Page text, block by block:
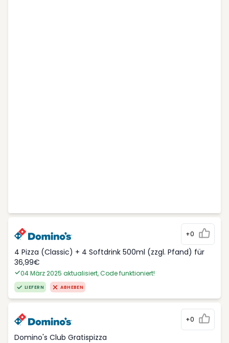
+0
4 Pizza (Classic) + 4 Softdrink 500ml (zzgl. Pfand) für
36,99€
04 März 2025 aktualisiert, Code funktioniert!
LIEFERN ABHEBEN
+0
Domino's Club Gratispizza